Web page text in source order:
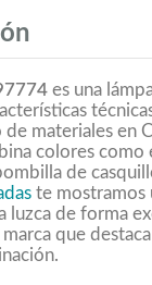
es una
materiales en
colores como
de
te mostramos
luzca de forma
que